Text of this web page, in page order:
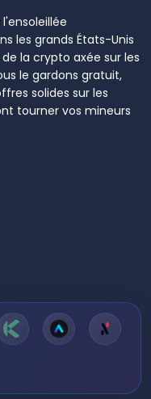
les grands États-Unis
la crypto axée sur les
le gardons gratuit,
solides sur les
tourner vos mineurs